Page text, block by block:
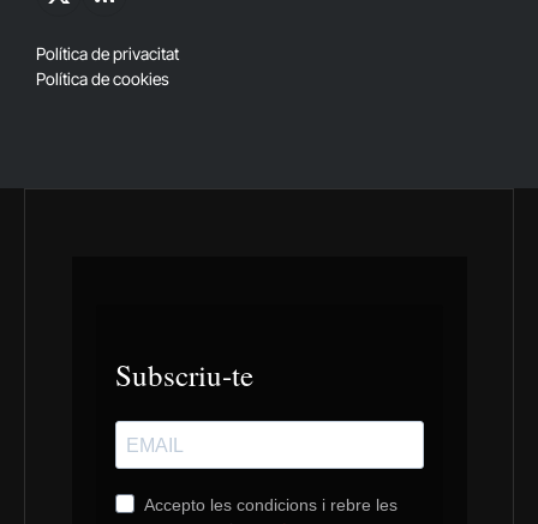
X
RSS
Política de privacitat
Política de cookies